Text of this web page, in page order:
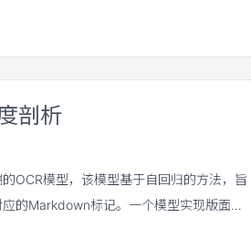
剖析
OCR模型，该模型基于自回归的方法，旨
的Markdown标记。一个模型实现版面分